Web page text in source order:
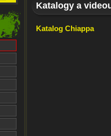
Katalogy a
Katalog Chiappa